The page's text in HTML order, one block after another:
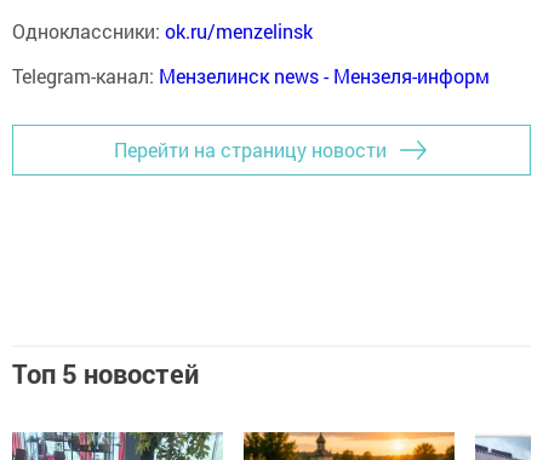
Одноклассники: ok.ru/menzelinsk
Telegram-канал: Мензелинск news - Мензеля-информ
Перейти на страницу новости
Топ 5 новостей